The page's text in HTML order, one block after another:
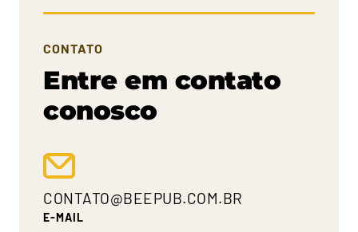
CONTATO
Entre em contato
conosco
CONTATO@BEEPUB.COM.BR
E-MAIL